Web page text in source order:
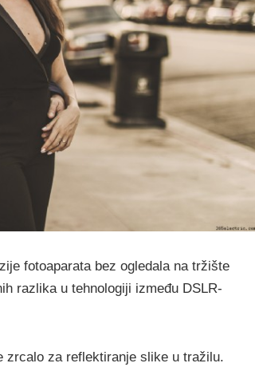
fotoaparata bez ogledala na tržište
razlika u tehnologiji između DSLR-
zrcalo za reflektiranje slike u tražilu.